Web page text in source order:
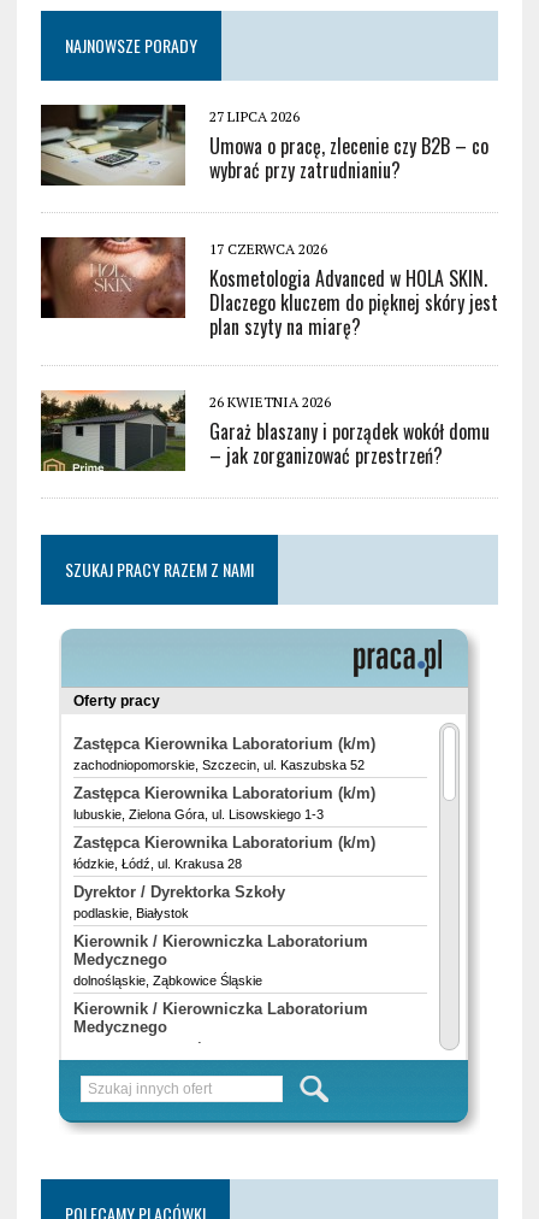
NAJNOWSZE PORADY
27 LIPCA 2026
Umowa o pracę, zlecenie czy B2B – co
wybrać przy zatrudnianiu?
17 CZERWCA 2026
Kosmetologia Advanced w HOLA SKIN.
Dlaczego kluczem do pięknej skóry jest
plan szyty na miarę?
26 KWIETNIA 2026
Garaż blaszany i porządek wokół domu
– jak zorganizować przestrzeń?
SZUKAJ PRACY RAZEM Z NAMI
POLECAMY PLACÓWKI